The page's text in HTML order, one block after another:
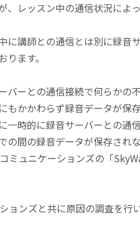
、レッスン中の通信状況によ
に講師との通信とは別に録音
ます。
バーとの通信接続で何らかの
もかかわらず録音データが保
一時的に録音サーバーとの通
の間の録音データが保存され
ミュニケーションズの「
ョンズと共に原因の調査を行